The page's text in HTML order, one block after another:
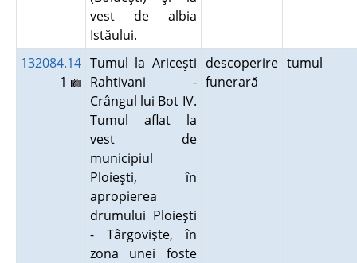
vest de albia
Istăului.
132084.14
1
Tumul la Ariceşti
Rahtivani -
Crângul lui Bot IV.
Tumul aflat la
vest de
municipiul
Ploieşti, în
apropierea
drumului Ploieşti
- Târgovişte, în
zona unei foste
descoperire
funerară
tumul